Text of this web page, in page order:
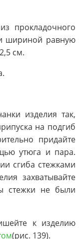
прокладочного
шириной равную
см.
изделия так,
на подгиб
придайте
утюга и пара.
сгиба стежками
захватывайте
стежки не были
к изделию
(рис. 139).